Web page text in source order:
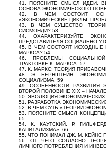
41. ПОЯСНИТЕ СМЫСЛ ИДЕИ,
ОСНОВА ЭКОНОМИЧЕСКОГО
42. В ЧЕМ СОСТОИТ
«ЭКОНОМИЧЕСКИЕ ЦИКЛЫ:
43. В ЧЕМ СУЩЕСТВО
СИСМОНДИ? 53
44. ОХАРАКТЕРИЗУЙТЕ
ПРЕДСТАВИТЕЛЯ СОЦИАЛЬНО-
45. В ЧЕМ СОСТОЯТ ИСХОДНЫЕ
МАРКСА? 54
46. ПРОБЛЕМЫ
ТРАКТОВКЕ К. МАРКСА. 57
47. К. МАРКС: ТЕОРИЯ
48. Э. БЕРНШТЕЙН:
СОЦИАЛИЗМА. 59
49. ОСОБЕННОСТИ
ВТОРОЙ ПОЛОВИНЕ XIX – НАЧАЛЕ
50. ЭВОЛЮЦИЯ ЭКОНОМИЧЕСКИХ
51. РАЗРАБОТКА
52. В ЧЕМ СУТЬ «ТЕОРИИ
53. ПОЯСНИТЕ СМЫСЛ
65
54. К. КАУТСКИЙ, Р.
КАПИТАЛИЗМА». 66
55. ЧТО ПОНИМАЛ ДЖ. М. КЕЙНС
56. ОТ ЧЕГО СОГЛАСНО
ЛИЧНОГО ПОТРЕБЛЕНИЯ И